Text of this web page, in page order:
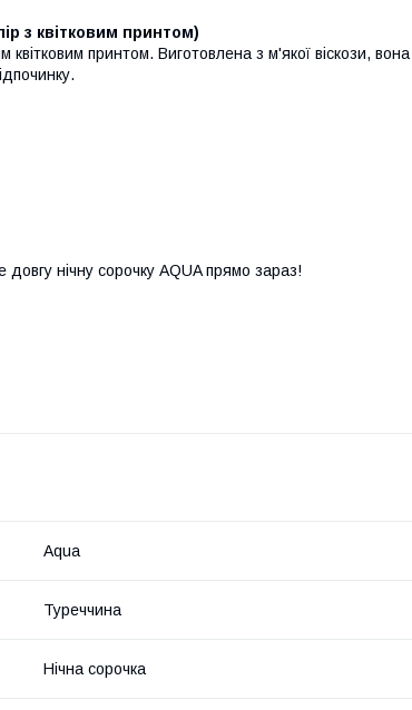
з квітковим принтом)
квітковим принтом. Виготовлена з м'якої віскози,
нічну сорочку AQUA прямо зараз!
Aqua
Туреччина
Нічна сорочка